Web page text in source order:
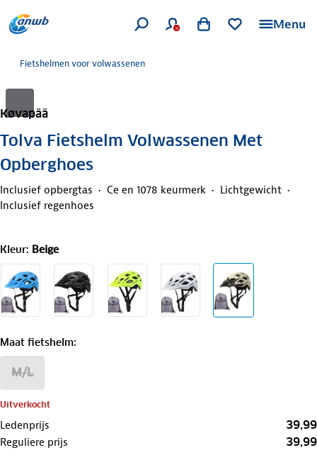
Menu
Fietshelmen voor volwassenen
Køvapää
Tolva Fietshelm Volwassenen Met
Opberghoes
Inclusief opbergtas Ce en 1078 keurmerk
Lichtgewicht
Inclusief regenhoes
Kleur: Beige
Maat fietshelm:
M/L
Uitverkocht
Ledenprijs 39,99
Reguliere prijs 39,99